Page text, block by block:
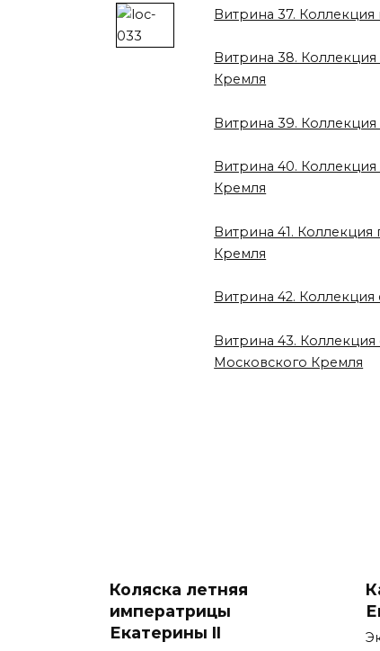
Витрина 37.
Витрина 38.
Кремля
Витрина 39.
Витрина 40.
Кремля
Витрина 41.
Кремля
Витрина 42.
Витрина 43.
Московского Кремля
Коляска летняя
императрицы
Екатерины II